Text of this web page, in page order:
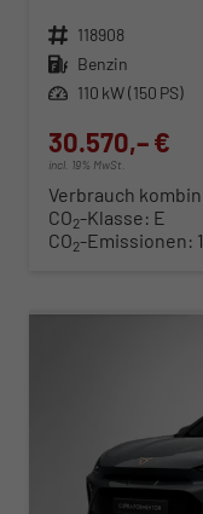
Fahrzeugnr. 118908
Kraftstoff Benzin
Leistung 110 kW (150 PS)
30.570,– €
incl. 19% MwSt.
Verbrauch
CO2-Klasse: E
CO2-Emissionen: